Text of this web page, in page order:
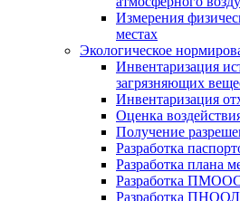
Измерения
местах
Экологическое
Инвентаризация
загрязняющих
Инвентаризация
Оценка
Получение
Разработка
Разработка плана
Разработка
Разработка